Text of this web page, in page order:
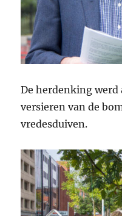
De herdenking
versieren van de
vredesduiven.